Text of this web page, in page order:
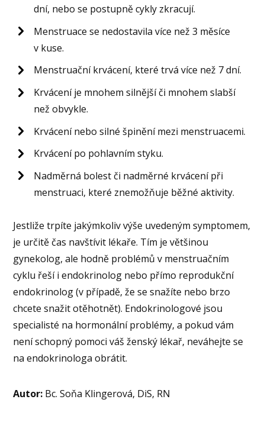
dní, nebo se postupně cykly zkracují.
Menstruace se nedostavila více než 3 měsíce
v kuse.
Menstruační krvácení, které trvá více než 7 dní.
Krvácení je mnohem silnější či mnohem slabší
než obvykle.
Krvácení nebo silné špinění mezi menstruacemi.
Krvácení po pohlavním styku.
Nadměrná bolest či nadměrné krvácení při
menstruaci, které znemožňuje běžné aktivity.
Jestliže trpíte jakýmkoliv výše uvedeným symptomem,
je určitě čas navštívit lékaře. Tím je většinou
gynekolog, ale hodně problémů v menstruačním
cyklu řeší i endokrinolog nebo přímo reprodukční
endokrinolog (v případě, že se snažíte nebo brzo
chcete snažit otěhotnět). Endokrinologové jsou
specialisté na hormonální problémy, a pokud vám
není schopný pomoci váš ženský lékař, neváhejte se
na endokrinologa obrátit.
Autor: Bc. Soňa Klingerová, DiS, RN